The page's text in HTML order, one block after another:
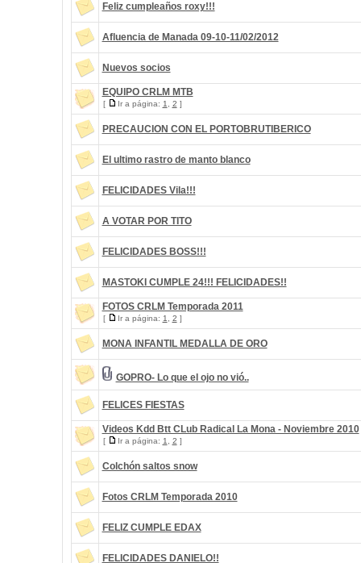
Feliz cumpleaños roxy!!!
Afluencia de Manada 09-10-11/02/2012
Nuevos socios
EQUIPO CRLM MTB
[ Ir a página: 1 2 ]
PRECAUCION CON EL PORTOBRUTIBERICO
El ultimo rastro de manto blanco
FELICIDADES Vila!!!
A VOTAR POR TITO
FELICIDADES BOSS!!!
MASTOKI CUMPLE 24!!! FELICIDADES!!
FOTOS CRLM Temporada 2011
[ Ir a página: 1 2 ]
MONA INFANTIL MEDALLA DE ORO
GOPRO- Lo que el ojo no vió..
FELICES FIESTAS
Videos Kdd Btt CLub Radical La Mona - Noviembre 2010
[ Ir a página: 1 2 ]
Colchón saltos snow
Fotos CRLM Temporada 2010
FELIZ CUMPLE EDAX
FELICIDADES DANIELO!!